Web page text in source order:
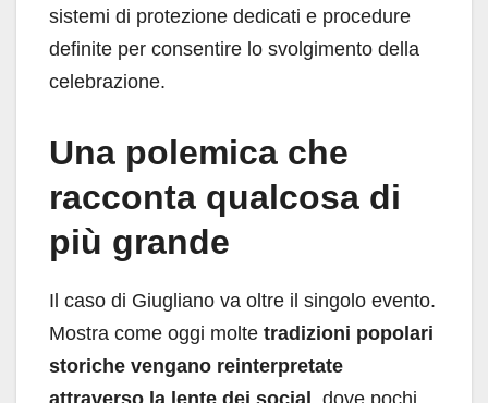
sistemi di protezione dedicati e procedure
definite per consentire lo svolgimento della
celebrazione.
Una polemica che
racconta qualcosa di
più grande
Il caso di Giugliano va oltre il singolo evento.
Mostra come oggi molte tradizioni popolari
storiche vengano reinterpretate
attraverso la lente dei social, dove pochi